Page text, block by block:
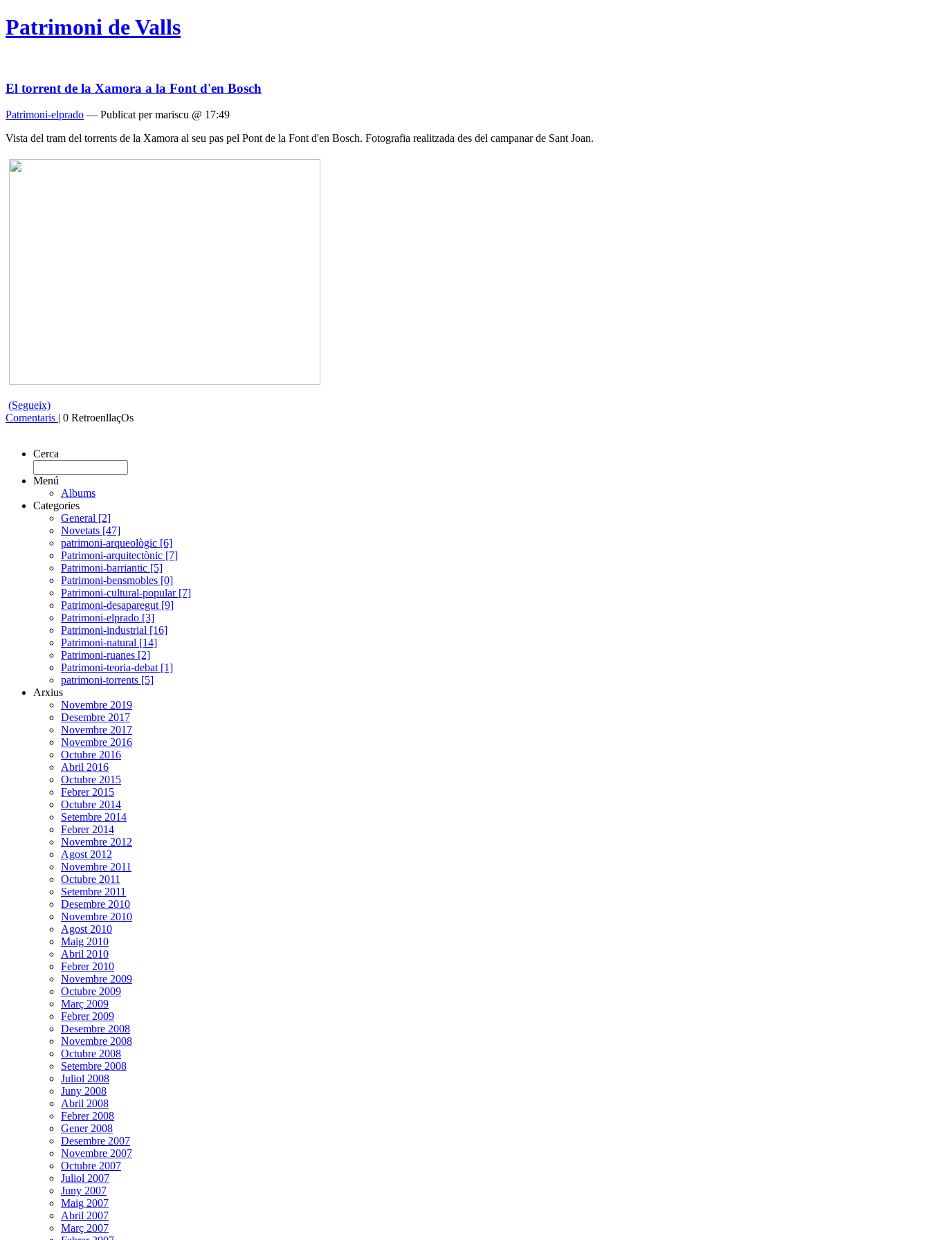
Patrimoni de Valls
El torrent de la Xamora a la Font d'en Bosch
Patrimoni-elprado — Publicat per mariscu @ 17:49
Vista del tram del torrents de la Xamora al seu pas pel Pont de la Font d'en Bosch. Fotografia realitzada des del campanar de Sant Joan.
(Segueix)
Comentaris | 0 RetroenllaçOs
Cerca
Menú
Albums
Categories
General [2]
Novetats [47]
patrimoni-arqueològic [6]
Patrimoni-arquitectònic [7]
Patrimoni-barriantic [5]
Patrimoni-bensmobles [0]
Patrimoni-cultural-popular [7]
Patrimoni-desaparegut [9]
Patrimoni-elprado [3]
Patrimoni-industrial [16]
Patrimoni-natural [14]
Patrimoni-ruanes [2]
Patrimoni-teoria-debat [1]
patrimoni-torrents [5]
Arxius
Novembre 2019
Desembre 2017
Novembre 2017
Novembre 2016
Octubre 2016
Abril 2016
Octubre 2015
Febrer 2015
Octubre 2014
Setembre 2014
Febrer 2014
Novembre 2012
Agost 2012
Novembre 2011
Octubre 2011
Setembre 2011
Desembre 2010
Novembre 2010
Agost 2010
Maig 2010
Abril 2010
Febrer 2010
Novembre 2009
Octubre 2009
Març 2009
Febrer 2009
Desembre 2008
Novembre 2008
Octubre 2008
Setembre 2008
Juliol 2008
Juny 2008
Abril 2008
Febrer 2008
Gener 2008
Desembre 2007
Novembre 2007
Octubre 2007
Juliol 2007
Juny 2007
Maig 2007
Abril 2007
Març 2007